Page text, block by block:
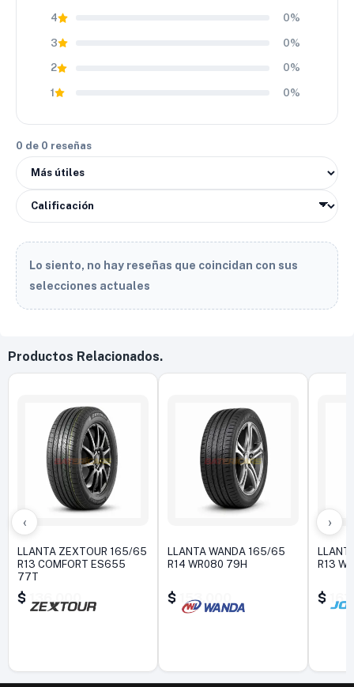
4 0%
3 0%
2 0%
1 0%
0 de 0 reseñas
Lo siento, no hay reseñas que coincidan con sus
selecciones actuales
Productos Relacionados.
‹
LLANTA ZEXTOUR 165/65
R13 COMFORT ES655
77T
$
LLANTA WANDA 165/65
R14 WR080 79H
$ 153.000
R13
$
›